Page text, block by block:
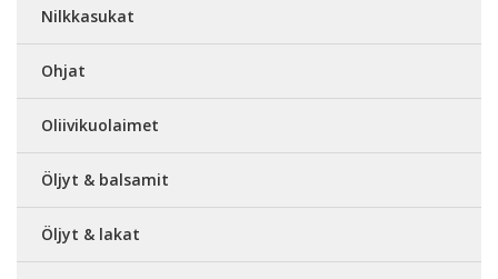
Nilkkasukat
Ohjat
Oliivikuolaimet
Öljyt & balsamit
Öljyt & lakat